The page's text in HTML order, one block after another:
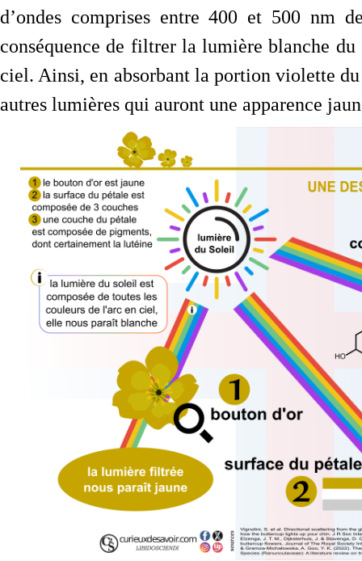
d’ondes comprises entre 400 et 500 nm
conséquence de filtrer la lumière blanche
ciel. Ainsi, en absorbant la portion violette
autres lumières qui auront une apparence